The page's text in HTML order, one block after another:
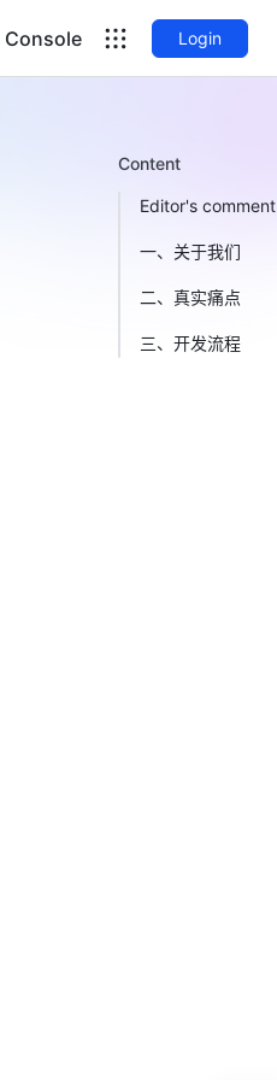
Console Login
Content
Editor's comment
一、关于我们
二、真实痛点
三、开发流程